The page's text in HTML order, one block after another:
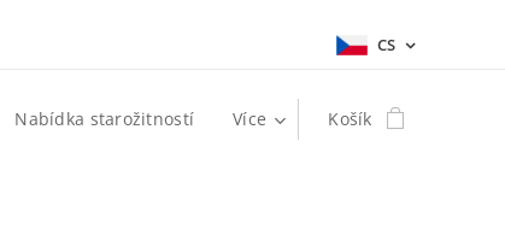
CS
Nabídka starožitností Více Košík